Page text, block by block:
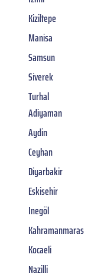
Kiziltepe
Manisa
Samsun
Siverek
Turhal
Adiyaman
Aydin
Ceyhan
Diyarbakir
Eskisehir
Inegöl
Kahramanmaras
Kocaeli
Nazilli